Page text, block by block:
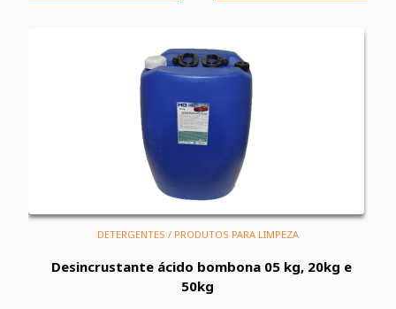
DETERGENTES / PRODUTOS PARA LIMPEZA
Desincrustante ácido bombona 05 kg, 20kg e
50kg